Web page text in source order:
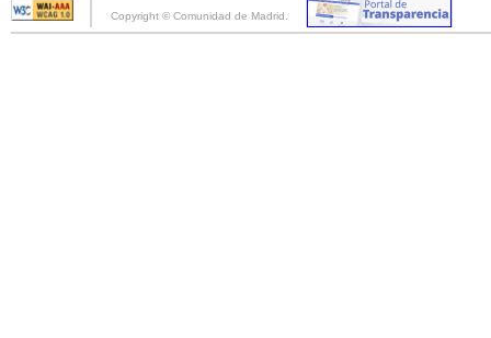
Copyright © Comunidad de Madrid.